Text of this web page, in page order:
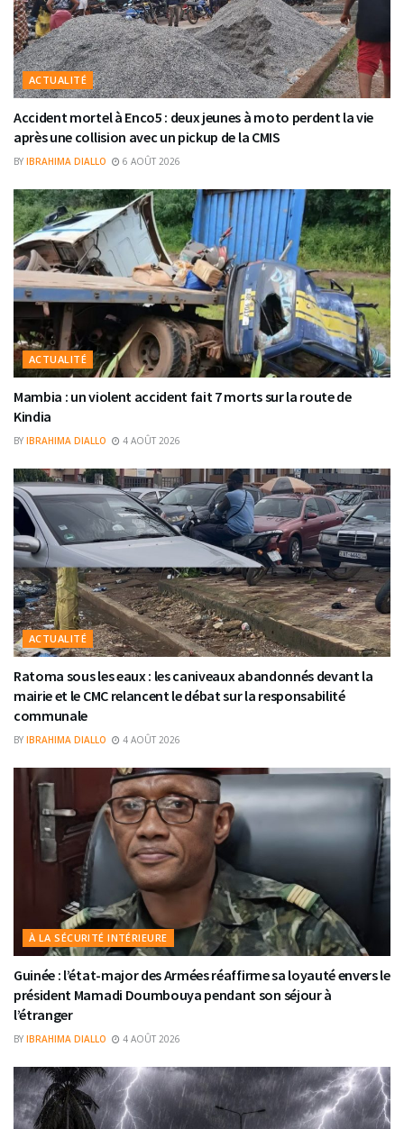
ACTUALITÉ
Accident mortel à Enco5 : deux jeunes à moto perdent la vie
après une collision avec un pickup de la CMIS
BY IBRAHIMA DIALLO 6 AOÛT 2026
ACTUALITÉ
Mambia : un violent accident fait 7 morts sur la route de
Kindia
BY IBRAHIMA DIALLO 4 AOÛT 2026
ACTUALITÉ
Ratoma sous les eaux : les caniveaux abandonnés devant la
mairie et le CMC relancent le débat sur la responsabilité
communale
BY IBRAHIMA DIALLO 4 AOÛT 2026
À LA SÉCURITÉ INTÉRIEURE
Guinée : l’état-major des Armées réaffirme sa loyauté envers le
président Mamadi Doumbouya pendant son séjour à
l’étranger
BY IBRAHIMA DIALLO 4 AOÛT 2026